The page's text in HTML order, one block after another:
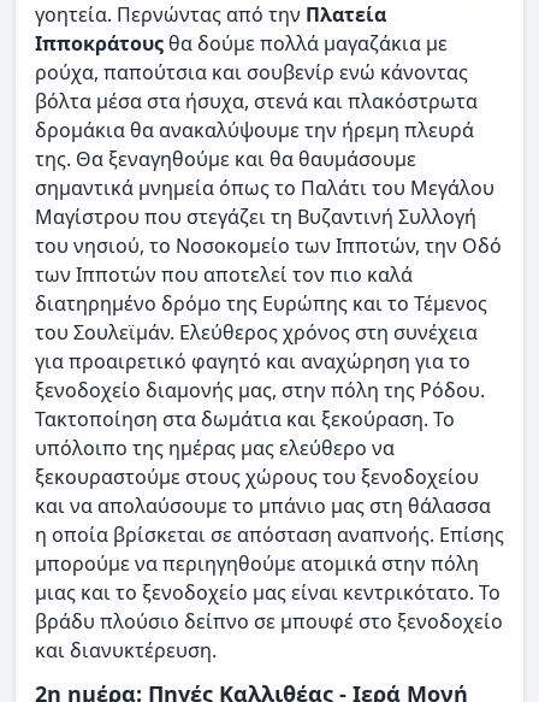
γοητεία. Περνώντας από την Πλατεία
Ιπποκράτουςθα δούμε πολλά μαγαζάκια με
ρούχα, παπούτσια και σουβενίρ ενώ κάνοντας
βόλτα μέσα στα ήσυχα, στενά και πλακόστρωτα
δρομάκια θα ανακαλύψουμε την ήρεμη πλευρά
της. Θα ξεναγηθούμε και θα θαυμάσουμε
σημαντικά μνημεία όπως το Παλάτι του Μεγάλου
Μαγίστρου που στεγάζει τη Βυζαντινή Συλλογή
του νησιού, το Νοσοκομείο των Ιπποτών, την Οδό
των Ιπποτών που αποτελεί τον πιο καλά
διατηρημένο δρόμο της Ευρώπης και το Τέμενος
του Σουλεϊμάν. Ελεύθερος χρόνος στη συνέχεια
για προαιρετικό φαγητό και αναχώρηση για το
ξενοδοχείο διαμονής μας, στην πόλη της Ρόδου.
Τακτοποίηση στα δωμάτια και ξεκούραση. Το
υπόλοιπο της ημέρας μας ελεύθερο να
ξεκουραστούμε στους χώρους του ξενοδοχείου
και να απολαύσουμε το μπάνιο μας στη θάλασσα
η οποία βρίσκεται σε απόσταση αναπνοής. Επίσης
μπορούμε να περιηγηθούμε ατομικά στην πόλη
μιας και το ξενοδοχείο μας είναι κεντρικότατο. Το
βράδυ πλούσιο δείπνο σε μπουφέ στο ξενοδοχείο
και διανυκτέρευση.
2η ημέρα: Πηγές Καλλιθέας - Ιερά Μονή